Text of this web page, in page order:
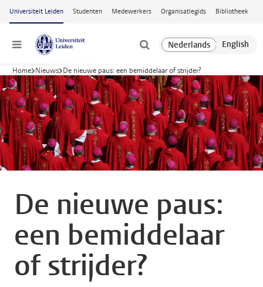
Ga naar hoofdinhoud
Universiteit Leiden Studenten Medewerkers Organisatiegids Bibliotheek
Menu
Home Nieuws De nieuwe paus: een bemiddelaar of strijder?
De nieuwe paus:
een bemiddelaar
of strijder?